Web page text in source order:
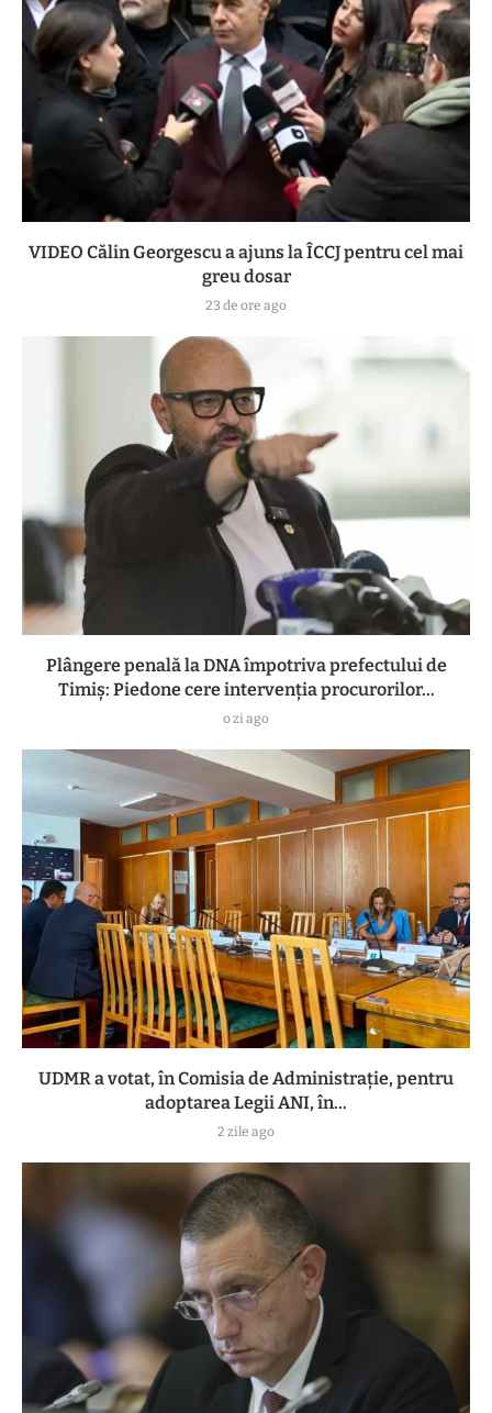
VIDEO Călin Georgescu a ajuns la ÎCCJ pentru cel mai
greu dosar
23 de ore ago
Plângere penală la DNA împotriva prefectului de
Timiș: Piedone cere intervenția procurorilor...
o zi ago
UDMR a votat, în Comisia de Administrație, pentru
adoptarea Legii ANI, în...
2 zile ago